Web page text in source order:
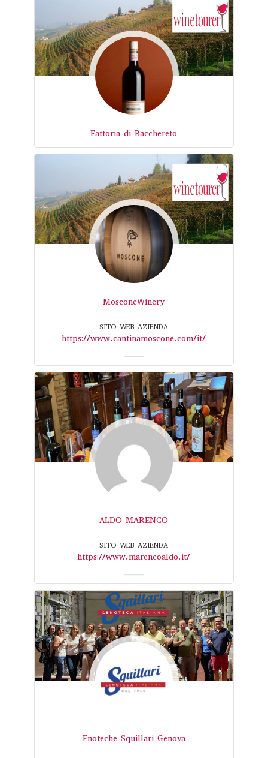
Fattoria di Bacchereto
MosconeWinery
SITO WEB AZIENDA
https://www.cantinamoscone.com/it/
ALDO MARENCO
SITO WEB AZIENDA
https://www.marencoaldo.it/
Enoteche Squillari Genova